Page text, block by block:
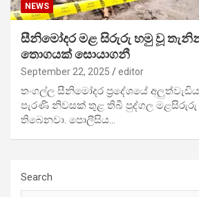
NEWS
සීනිමෝදර මළ සිරුරු හමු වූ තැනින්
තොගයක් සොයාගනී
September 22, 2025 editor
තංගල්ල සීනිමෝදර ප්‍රදේශයේ
පැරණි නිවසක් තුළ තිබී පුද්ගල
තිබෙනවා. පොලීසිය…
Search